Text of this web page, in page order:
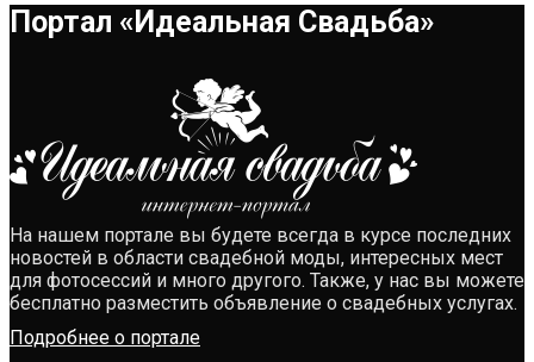
Портал «Идеальная Свадьба»
На нашем портале вы будете всегда в курсе последних
новостей в области свадебной моды, интересных мест
для фотосессий и много другого. Также, у нас вы можете
бесплатно разместить объявление о свадебных услугах.
Подробнее о портале